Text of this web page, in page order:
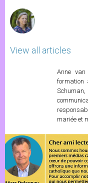
View all articles
Anne
formation
mariée et